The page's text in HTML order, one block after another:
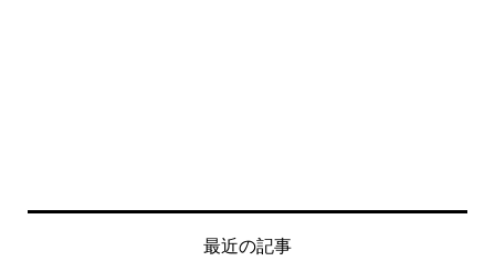
最近の記事